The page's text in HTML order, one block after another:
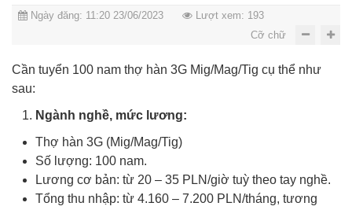
Ngày đăng: 11:20 23/06/2023
Lượt xem: 193
Cỡ chữ
Cần tuyển 100 nam thợ hàn 3G Mig/Mag/Tig cụ thể như
sau:
Ngành nghề, mức lương:
Thợ hàn 3G (Mig/Mag/Tig)
Số lượng: 100 nam.
Lương cơ bản: từ 20 – 35 PLN/giờ tuỳ theo tay nghề.
Tổng thu nhập: từ 4.160 – 7.200 PLN/tháng, tương